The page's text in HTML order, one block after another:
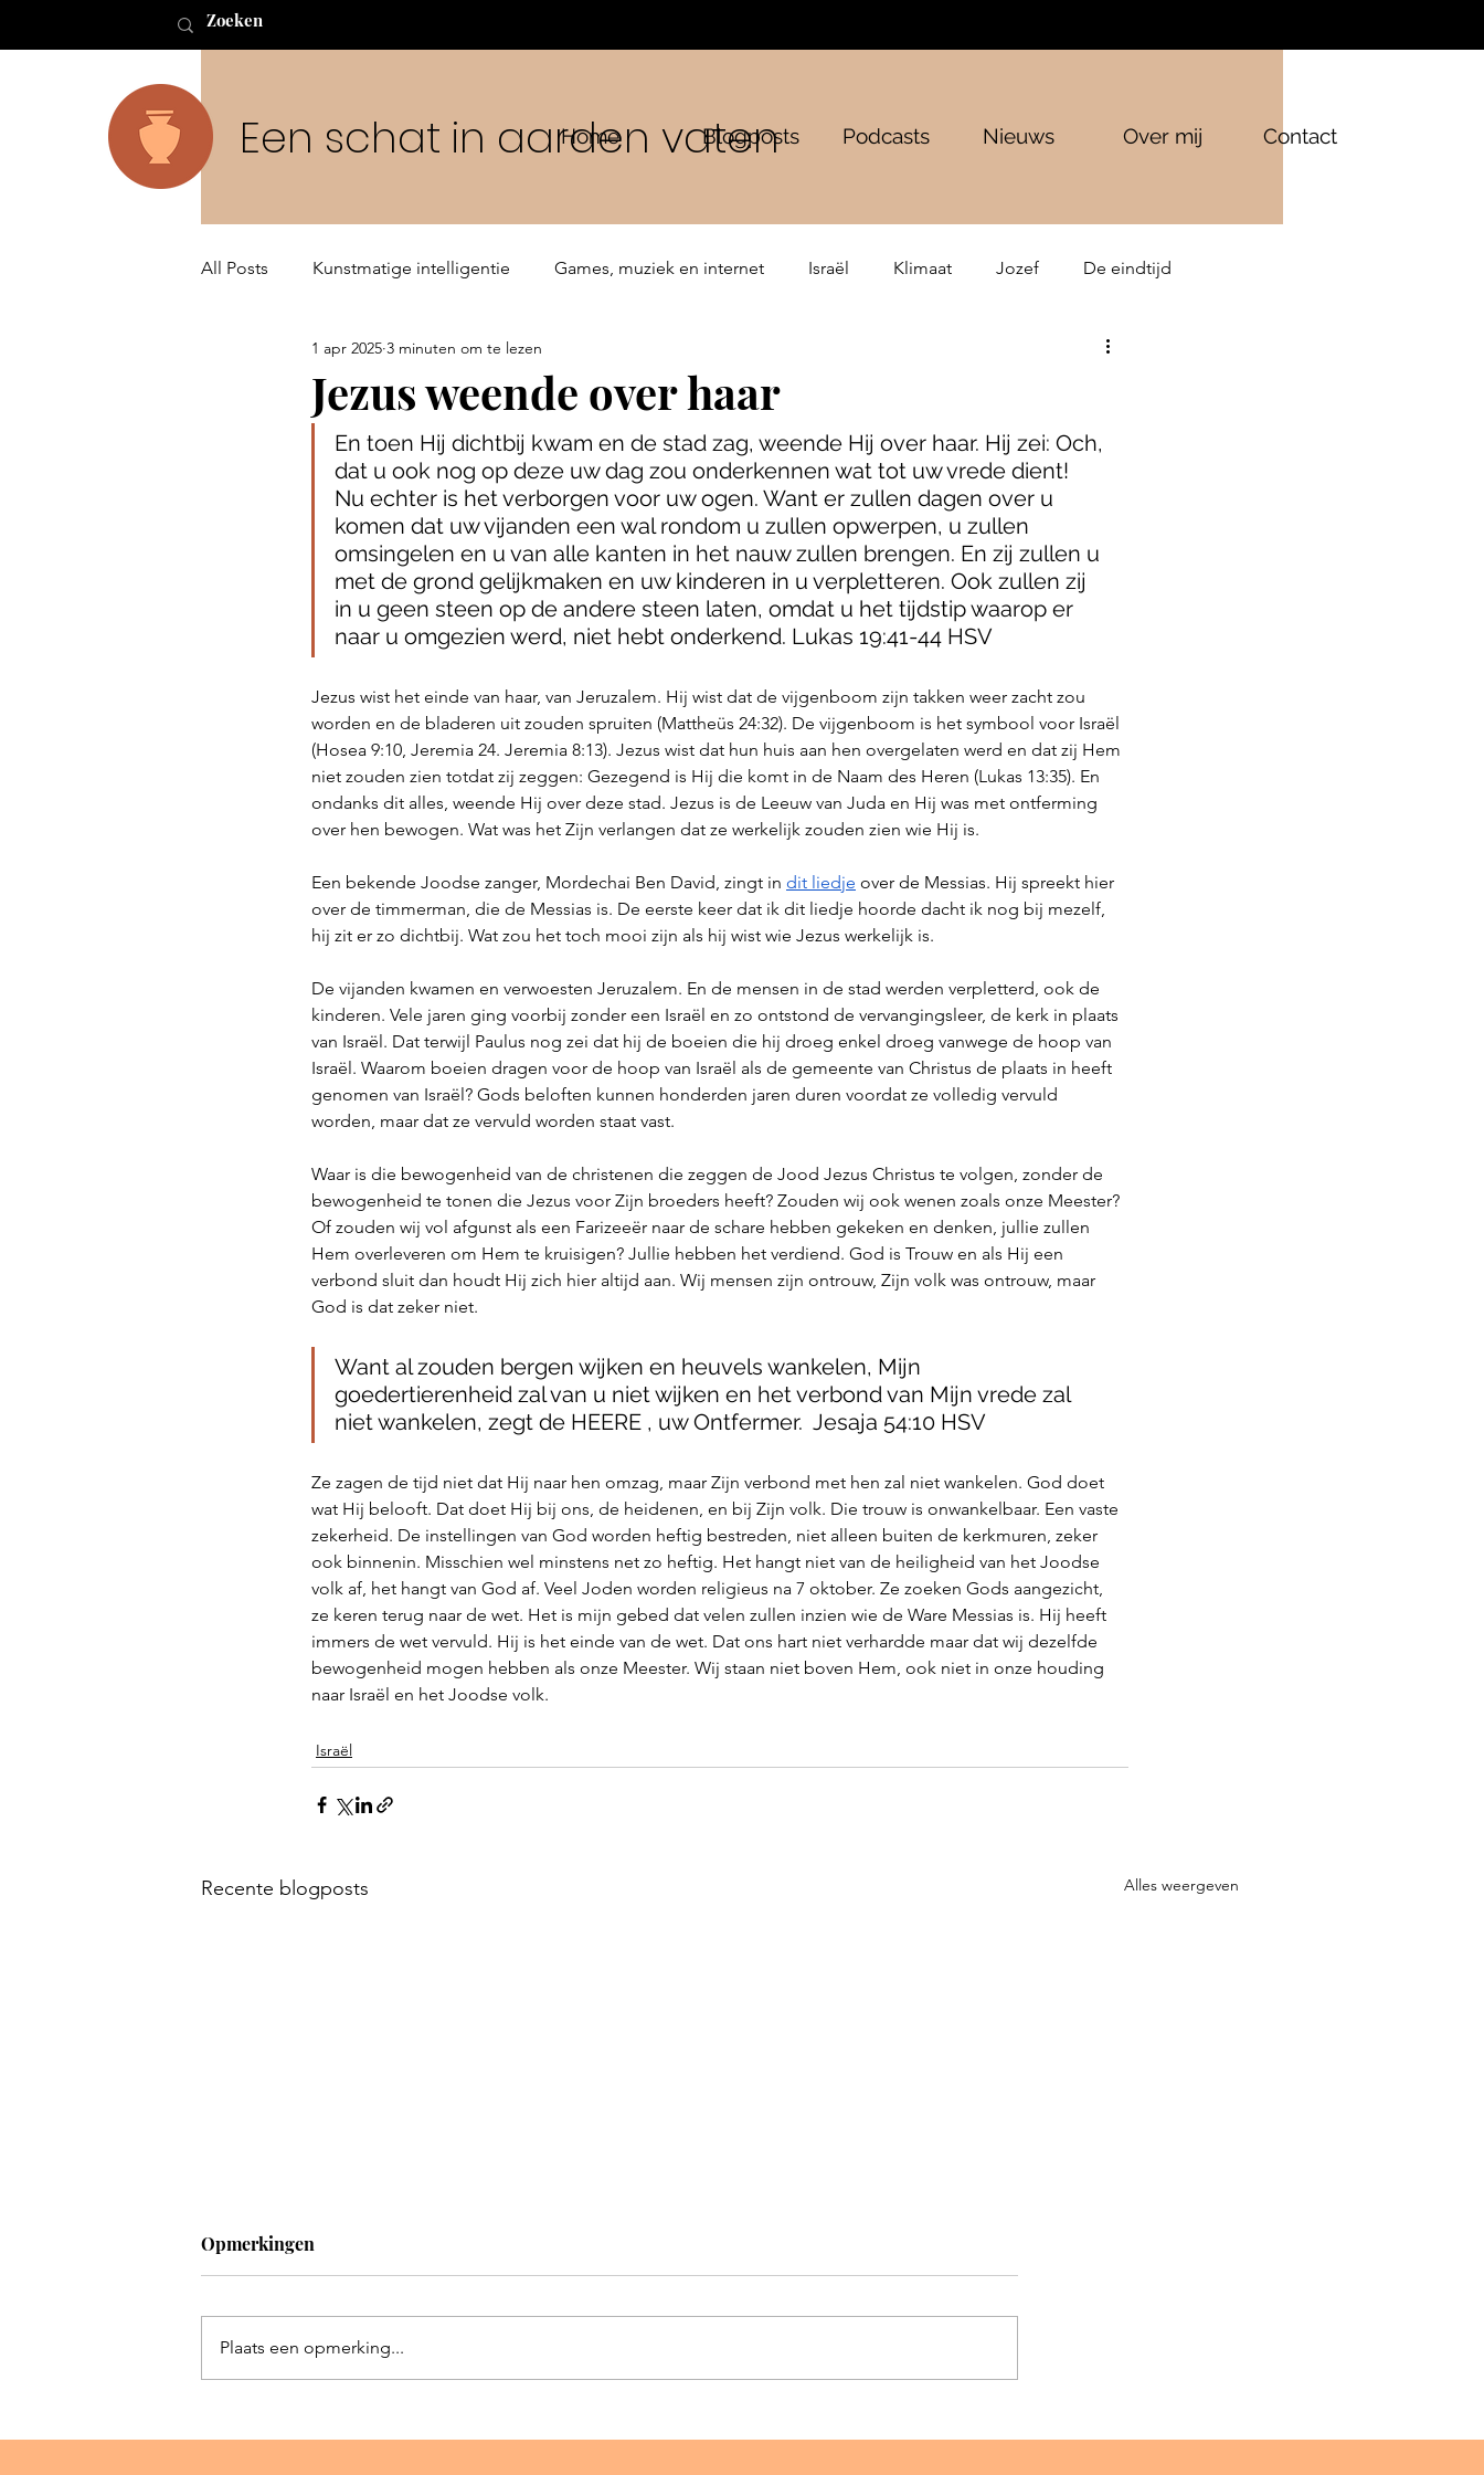
Een schat in aarden vaten
Home Blogposts Podcasts Nieuws Over mij Contact
All Posts Kunstmatige intelligentie Games, muziek en internet Israël Klimaat Jozef De eindtijd
Buitenaards leven en de Schepping
Jezus weende over haar
1 apr 2025 3 minuten om te lezen
En toen Hij dichtbij kwam en de stad zag, weende Hij over haar. Hij zei: Och,
dat u ook nog op deze uw dag zou onderkennen wat tot uw vrede dient!
Nu echter is het verborgen voor uw ogen. Want er zullen dagen over u
komen dat uw vijanden een wal rondom u zullen opwerpen, u zullen
omsingelen en u van alle kanten in het nauw zullen brengen. En zij zullen u
met de grond gelijkmaken en uw kinderen in u verpletteren. Ook zullen zij
in u geen steen op de andere steen laten, omdat u het tijdstip waarop er
naar u omgezien werd, niet hebt onderkend. Lukas 19:41-44 HSV
Jezus wist het einde van haar, van Jeruzalem. Hij wist dat de vijgenboom zijn takken weer zacht zou
worden en de bladeren uit zouden spruiten (Mattheüs 24:32). De vijgenboom is het symbool voor Israël
(Hosea 9:10, Jeremia 24. Jeremia 8:13). Jezus wist dat hun huis aan hen overgelaten werd en dat zij Hem
niet zouden zien totdat zij zeggen: Gezegend is Hij die komt in de Naam des Heren (Lukas 13:35). En
ondanks dit alles, weende Hij over deze stad. Jezus is de Leeuw van Juda en Hij was met ontferming
over hen bewogen. Wat was het Zijn verlangen dat ze werkelijk zouden zien wie Hij is.
Een bekende Joodse zanger, Mordechai Ben David, zingt in dit liedje over de Messias. Hij spreekt hier
over de timmerman, die de Messias is. De eerste keer dat ik dit liedje hoorde dacht ik nog bij mezelf,
hij zit er zo dichtbij. Wat zou het toch mooi zijn als hij wist wie Jezus werkelijk is.
De vijanden kwamen en verwoesten Jeruzalem. En de mensen in de stad werden verpletterd, ook de
kinderen. Vele jaren ging voorbij zonder een Israël en zo ontstond de vervangingsleer, de kerk in plaats
van Israël. Dat terwijl Paulus nog zei dat hij de boeien die hij droeg enkel droeg vanwege de hoop van
Israël. Waarom boeien dragen voor de hoop van Israël als de gemeente van Christus de plaats in heeft
genomen van Israël? Gods beloften kunnen honderden jaren duren voordat ze volledig vervuld
worden, maar dat ze vervuld worden staat vast.
Waar is die bewogenheid van de christenen die zeggen de Jood Jezus Christus te volgen, zonder de
bewogenheid te tonen die Jezus voor Zijn broeders heeft? Zouden wij ook wenen zoals onze Meester?
Of zouden wij vol afgunst als een Farizeeër naar de schare hebben gekeken en denken, jullie zullen
Hem overleveren om Hem te kruisigen? Jullie hebben het verdiend. God is Trouw en als Hij een
verbond sluit dan houdt Hij zich hier altijd aan. Wij mensen zijn ontrouw, Zijn volk was ontrouw, maar
God is dat zeker niet.
Want al zouden bergen wijken en heuvels wankelen, Mijn
goedertierenheid zal van u niet wijken en het verbond van Mijn vrede zal
niet wankelen, zegt de HEERE , uw Ontfermer.  Jesaja 54:10 HSV
Ze zagen de tijd niet dat Hij naar hen omzag, maar Zijn verbond met hen zal niet wankelen. God doet
wat Hij belooft. Dat doet Hij bij ons, de heidenen, en bij Zijn volk. Die trouw is onwankelbaar. Een vaste
zekerheid. De instellingen van God worden heftig bestreden, niet alleen buiten de kerkmuren, zeker
ook binnenin. Misschien wel minstens net zo heftig. Het hangt niet van de heiligheid van het Joodse
volk af, het hangt van God af. Veel Joden worden religieus na 7 oktober. Ze zoeken Gods aangezicht,
ze keren terug naar de wet. Het is mijn gebed dat velen zullen inzien wie de Ware Messias is. Hij heeft
immers de wet vervuld. Hij is het einde van de wet. Dat ons hart niet verhardde maar dat wij dezelfde
bewogenheid mogen hebben als onze Meester. Wij staan niet boven Hem, ook niet in onze houding
naar Israël en het Joodse volk.
Israël
Recente blogposts Alles weergeven
en bijwoners
liefde voor Zijn volk Israel.
Opmerkingen
Plaats een opmerking...